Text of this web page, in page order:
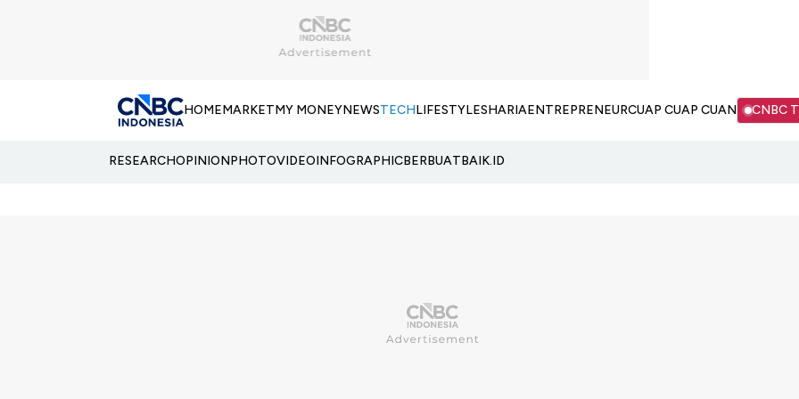
HOMEMARKETMY MONEYNEWSTECHLIFESTYLESHARIAENTREPRENEURCUAP CUAP CUAN CNBC
RESEARCHOPINIONPHOTOVIDEOINFOGRAPHICBERBUATBAIK.ID